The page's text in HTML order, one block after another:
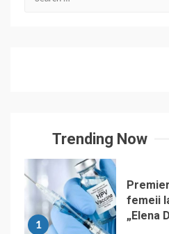
Trending Now
1
femeii
„Elena